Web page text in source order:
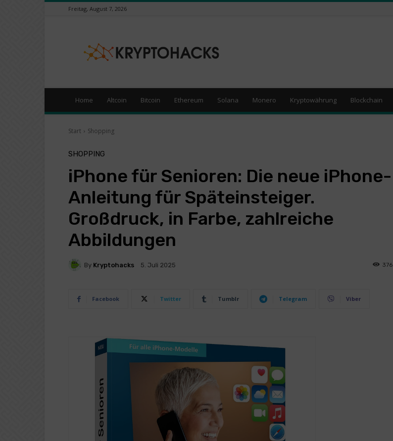
Freitag, August 7, 2026
–
Kryptowährungen
News
Portal
Home Altcoin Bitcoin Ethereum Solana Monero Kryptowährung Blockchain
Start Shopping
SHOPPING
iPhone für Senioren: Die neue iPhone-
Anleitung für Späteinsteiger.
Großdruck, in Farbe, zahlreiche
Abbildungen
By Kryptohacks 5. Juli 2025 376
Facebook Twitter Tumblr Telegram Viber